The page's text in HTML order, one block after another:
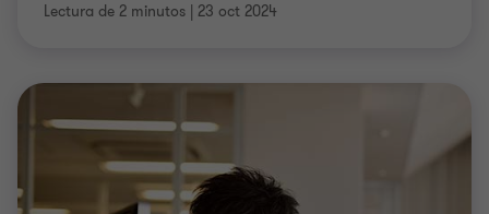
Lectura de 2 minutos | 23 oct 2024